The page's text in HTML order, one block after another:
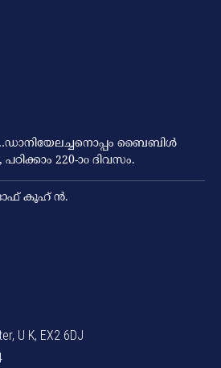
ബൈബിൾ
പഠിക്കാം 220-ാo ദിവസം.
ഓഫ് കൂഹ് ന്‍.
U K, EX2 6DJ